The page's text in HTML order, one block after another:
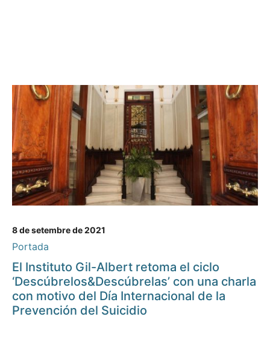
8 de setembre de 2021
Portada
El Instituto Gil-Albert retoma el ciclo
‘Descúbrelos&Descúbrelas’ con una charla
con motivo del Día Internacional de la
Prevención del Suicidio